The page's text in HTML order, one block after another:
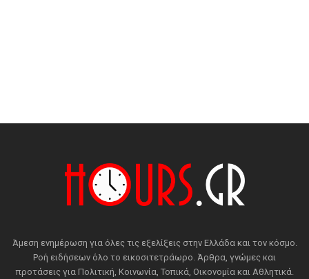
Άμεση ενημέρωση για όλες τις εξελίξεις στην Ελλάδα και τον κόσμο.
Ροή ειδήσεων όλο το εικοσιτετράωρο. Άρθρα, γνώμες και
προτάσεις για Πολιτική, Κοινωνία, Τοπικά, Οικονομία και Αθλητικά.